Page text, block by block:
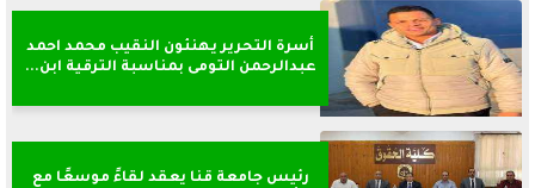
أسرة التحرير يهنئون النقيب محمد احمد
عبدالرحمن التومى بمناسبة الترقية ابن...
رئيس جامعة قنا يعقد لقاءً موسعًا مع